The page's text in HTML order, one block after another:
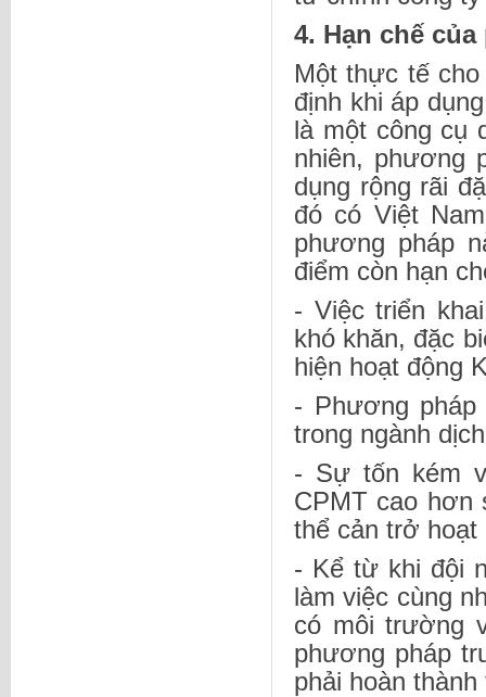
4. Hạn chế
Một thực tế
định khi áp
là một công cụ
nhiên, phương
dụng rộng rãi
đó có Việt
phương pháp
điểm còn hạn
- Việc triển
khó khăn, đặc
hiện hoạt động
- Phương
trong ngành
- Sự tốn kém
CPMT cao hơn
thể cản trở hoạt
- Kể từ khi đội
làm việc cùng
có môi trường
phương pháp
phải hoàn